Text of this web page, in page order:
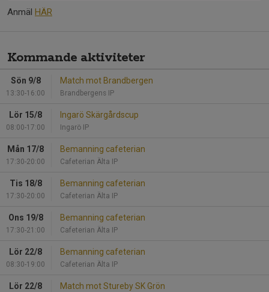
Anmäl HÄR
Kommande aktiviteter
Sön 9/8
13:30-16:00
Match mot Brandbergen
Brandbergens IP
Lör 15/8
08:00-17:00
Ingarö Skärgårdscup
Ingarö IP
Mån 17/8
17:30-20:00
Bemanning cafeterian
Cafeterian Älta IP
Tis 18/8
17:30-20:00
Bemanning cafeterian
Cafeterian Älta IP
Ons 19/8
17:30-21:00
Bemanning cafeterian
Cafeterian Älta IP
Lör 22/8
08:30-19:00
Bemanning cafeterian
Cafeterian Älta IP
Lör 22/8 Match mot Stureby SK Grön